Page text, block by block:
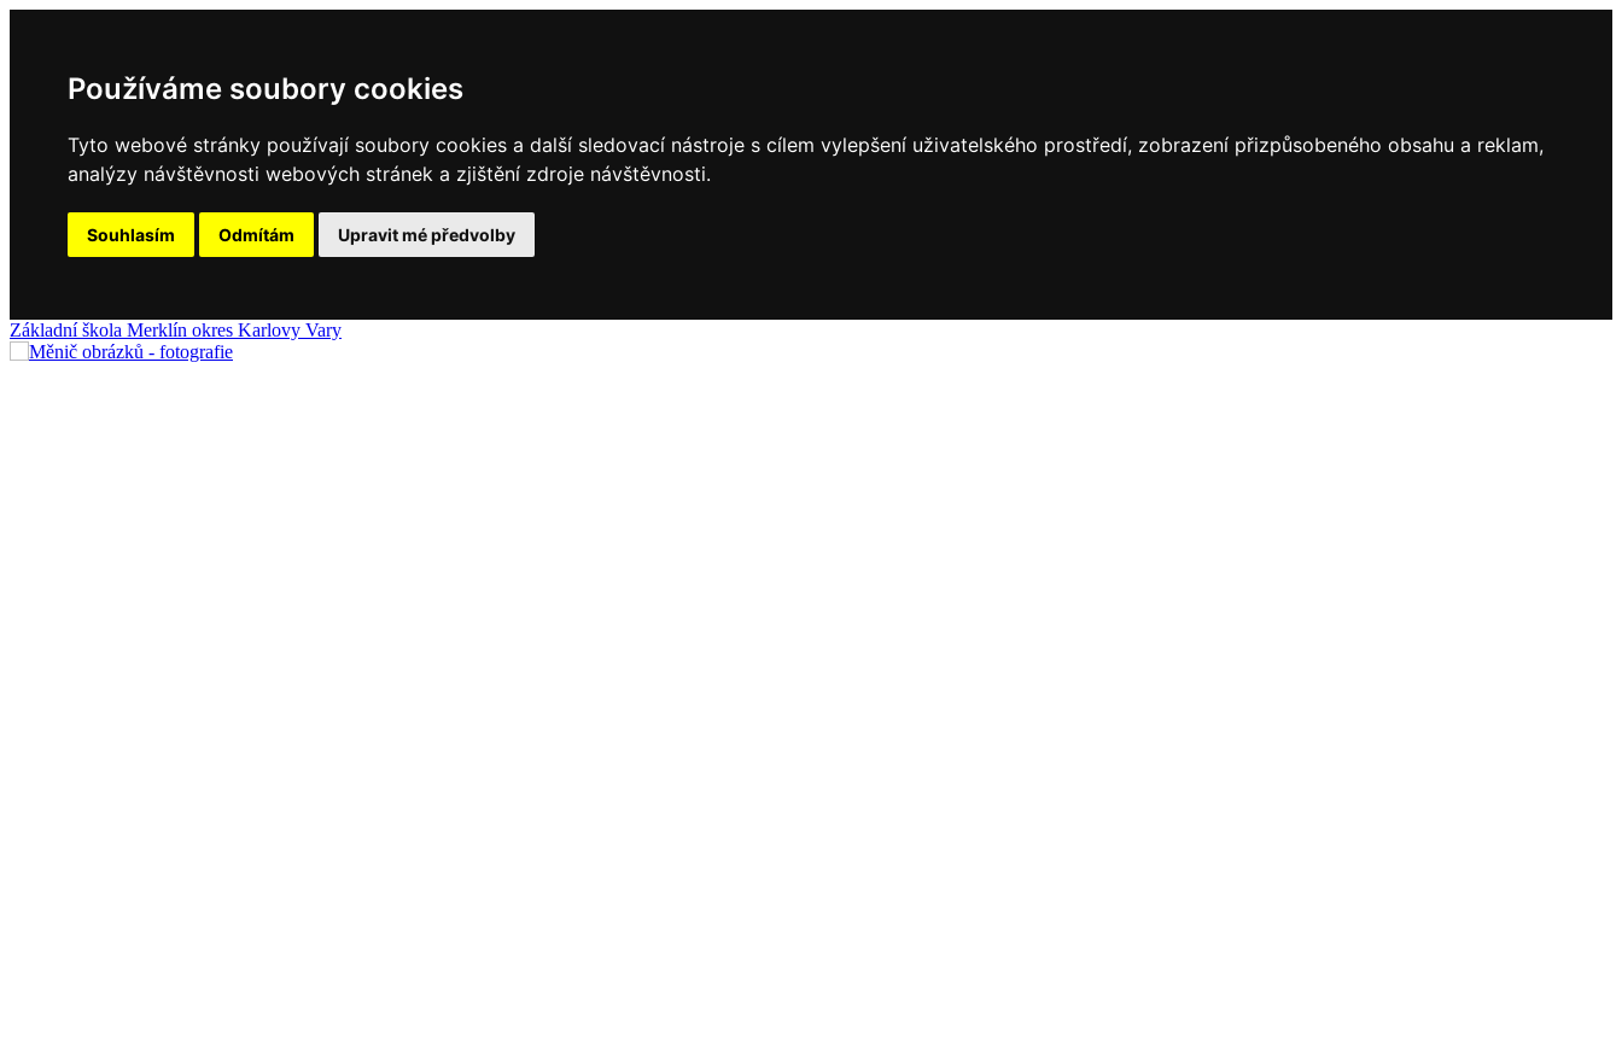
Používáme soubory cookies
Tyto webové stránky používají soubory cookies a další sledovací nástroje s cílem vylepšení uživatelského prostředí, zobrazení přizpůsobeného obsahu a reklam,
analýzy návštěvnosti webových stránek a zjištění zdroje návštěvnosti.
Souhlasím Odmítám Upravit mé předvolby
Základníškola Merklín okres Karlovy Vary